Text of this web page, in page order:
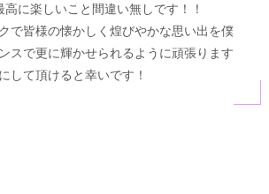
に楽しいこと間違い無しです！！
で皆様の懐かしく煌びやかな思い出を僕
スで更に輝かせられるように頑張ります
して頂けると幸いです！